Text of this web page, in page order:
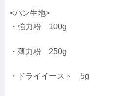
<パン生地>
・強力粉 100g
・薄力粉 250g
・ドライイースト 5g